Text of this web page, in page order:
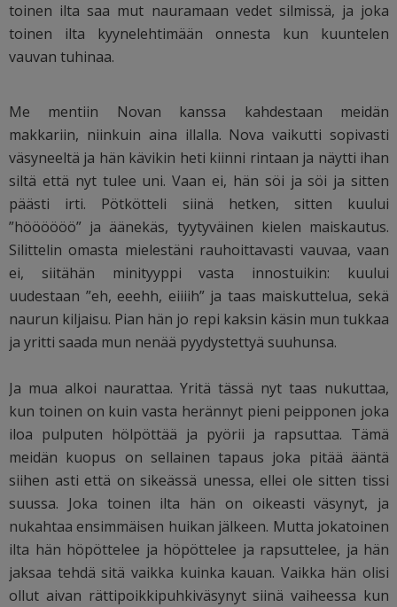
toinen ilta saa mut nauramaan vedet silmissä, ja joka
toinen ilta kyynelehtimään onnesta kun kuuntelen
vauvan tuhinaa.
Me mentiin Novan kanssa kahdestaan meidän
makkariin, niinkuin aina illalla. Nova vaikutti sopivasti
väsyneeltä ja hän kävikin heti kiinni rintaan ja näytti ihan
siltä että nyt tulee uni. Vaan ei, hän söi ja söi ja sitten
päästi irti. Pötkötteli siinä hetken, sitten kuului
”höööööö” ja äänekäs, tyytyväinen kielen maiskautus.
Silittelin omasta mielestäni rauhoittavasti vauvaa, vaan
ei, siitähän minityyppi vasta innostuikin: kuului
uudestaan ”eh, eeehh, eiiiih” ja taas maiskuttelua, sekä
naurun kiljaisu. Pian hän jo repi kaksin käsin mun tukkaa
ja yritti saada mun nenää pyydystettyä suuhunsa.
Ja mua alkoi naurattaa. Yritä tässä nyt taas nukuttaa,
kun toinen on kuin vasta herännyt pieni peipponen joka
iloa pulputen hölpöttää ja pyörii ja rapsuttaa. Tämä
meidän kuopus on sellainen tapaus joka pitää ääntä
siihen asti että on sikeässä unessa, ellei ole sitten tissi
suussa. Joka toinen ilta hän on oikeasti väsynyt, ja
nukahtaa ensimmäisen huikan jälkeen. Mutta jokatoinen
ilta hän höpöttelee ja höpöttelee ja rapsuttelee, ja hän
jaksaa tehdä sitä vaikka kuinka kauan. Vaikka hän olisi
ollut aivan rättipoikkipuhkiväsynyt siinä vaiheessa kun